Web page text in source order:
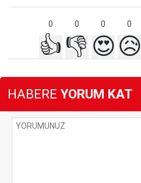
0 0 0 0
👍 👎 😍😥
HABERE YORUM KAT